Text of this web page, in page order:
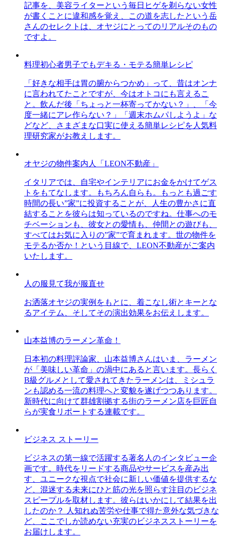
記事を、美容ライターという毎日ヒゲを剃らない女性
が書くことに違和感を覚え、この道を志したという岳
さんのセレクトは、オヤジにとってのリアルそのもの
ですよ。
料理初心者男子でもデキる・モテる簡単レシピ
「好きな相手は胃の腑からつかめ」って、昔はオンナ
に言われてたことですが、今はオトコにも言えるこ
と。飲んだ後「ちょっと一杯寄ってかない？」、「今
度一緒にアレ作らない？」「週末ホムパしようよ」な
どなど、さまざまな口実に使える簡単レシピを人気料
理研究家がお教えします。
オヤジの物件案内人「LEON不動産」
イタリアでは、自宅やインテリアにお金をかけてゲス
トをもてなします。もちろん自らも。もっとも過ごす
時間の長い”家”に投資することが、人生の豊かさに直
結することを彼らは知っているのですね。仕事へのモ
チベーションも、彼女との愛情も、仲間との遊びも、
すべてはお気に入りの”家”で育まれます。世の物件を
モテるか否か！という目線で、LEON不動産がご案内
いたします。
人の服見て我が服直せ
お洒落オヤジの実例をもとに、着こなし術とキーとな
るアイテム、そしてその演出効果をお伝えします。
山本益博のラーメン革命！
日本初の料理評論家、山本益博さんはいま、ラーメン
が「美味しい革命」の渦中にあると言います。長らく
B級グルメとして愛されてきたラーメンは、ミシュラ
ンも認める一流の料理へと変貌を遂げつつあります。
新時代に向けて群雄割拠する街のラーメン店を巨匠自
らが実食リポートする連載です。
ビジネス ストーリー
ビジネスの第一線で活躍する著名人のインタビュー企
画です。時代をリードする商品やサービスを産み出
す、ユニークな視点で社会に新しい価値を提供するな
ど、混迷する未来にひと筋の光を照らす注目のビジネ
スピープルを取材します。彼らはいかにして結果を出
したのか？ 人知れぬ苦労や仕事で得た意外な気づきな
ど、ここでしか読めない充実のビジネスストーリーを
お届けします。